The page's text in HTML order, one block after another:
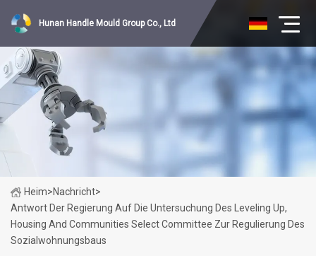
Hunan Handle Mould Group Co., Ltd
Heim>Nachricht>
Antwort Der Regierung Auf Die Untersuchung Des Leveling Up,
Housing And Communities Select Committee Zur Regulierung Des
Sozialwohnungsbaus